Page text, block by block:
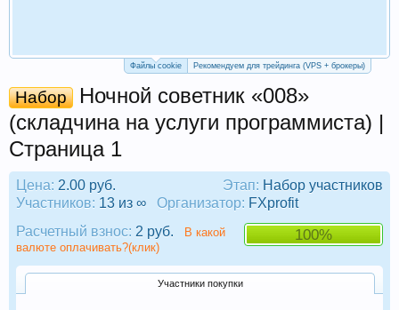
Файлы cookie Рекомендуем для трейдинга (VPS + брокеры)
Набор
Ночной советник «008»
(складчина на услуги программиста) |
Страница 1
Этап: Набор участников
Цена: 2.00 руб.
Участников: 13 из ∞ Организатор: FXprofit
100%
Расчетный взнос: 2 руб.
В какой
валюте оплачивать?(клик)
Участники покупки